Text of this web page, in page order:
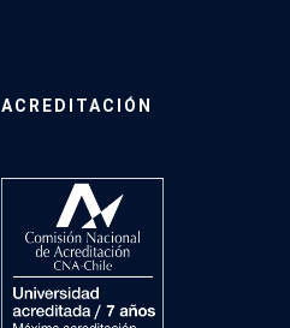
ACREDITACIÓN